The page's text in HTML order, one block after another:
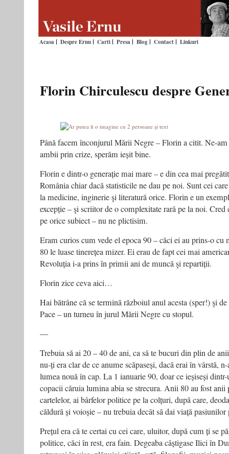
Acasa Despre Ernu Carti Presa Blog Contact Linkuri
Florin Chirculescu despre
Până facem înconjurul Mării Negre – Florin a citit. Ne-am
ambii prin crize, sperăm ieșit bine.
Florin e dintr-o generație mai mare – e din cea mai
România chiar dacă statisticile ne dau pe noi. Sunt cei
la medicine, inginerie şi literatură orice. Florin e un
excepție – şi scriitor de o complexitate rară pe la noi.
pe orice subiect – nu ne plictisim.
Eram curios cum vede el epoca 90 – căci ei au prins-o cu
80 le luase tinerețea mizer. Ei erau de fapt cei mai
Revoluția i-a prins în primii ani de muncă şi repartiții.
Florin zice ceva aici…
Hai bătrâne că se termină războiul anul acesta (sper!) şi
Pace – un turneu în jurul Mării Negre cu stopul.
—
Trebuia să ai 20 – 40 de ani, ca să te bucuri din plin de
nu-ți era clar de ce anume scăpaseși, dacă erai în vârstă,
lumea nouă în cap. La 1 ianuarie 90, doar ce ieșiseși
copacii căruia lumina abia se strecura. Anii 80 au fost
cartelelor, ai bârfelor politice pe la colțuri, după care,
căldură și voioșie – nu trebuia decât să dai viață
Prețul era că te certai cu cei care, uluitor, după cum ți se
politice, căci în rest, era fain. Degeaba câștigase Ilici în